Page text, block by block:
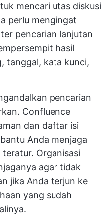
mencari utas diskusi
perlu mengingat
pencarian lanjutan
hasil
tanggal, kata kunci,
pencarian
Confluence
dan daftar isi
Anda menjaga
Organisasi
agar tidak
jika Anda terjun ke
yang sudah